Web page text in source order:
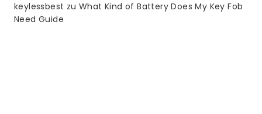
keylessbest zuWhat Kind of Battery Does My Key Fob
Need Guide